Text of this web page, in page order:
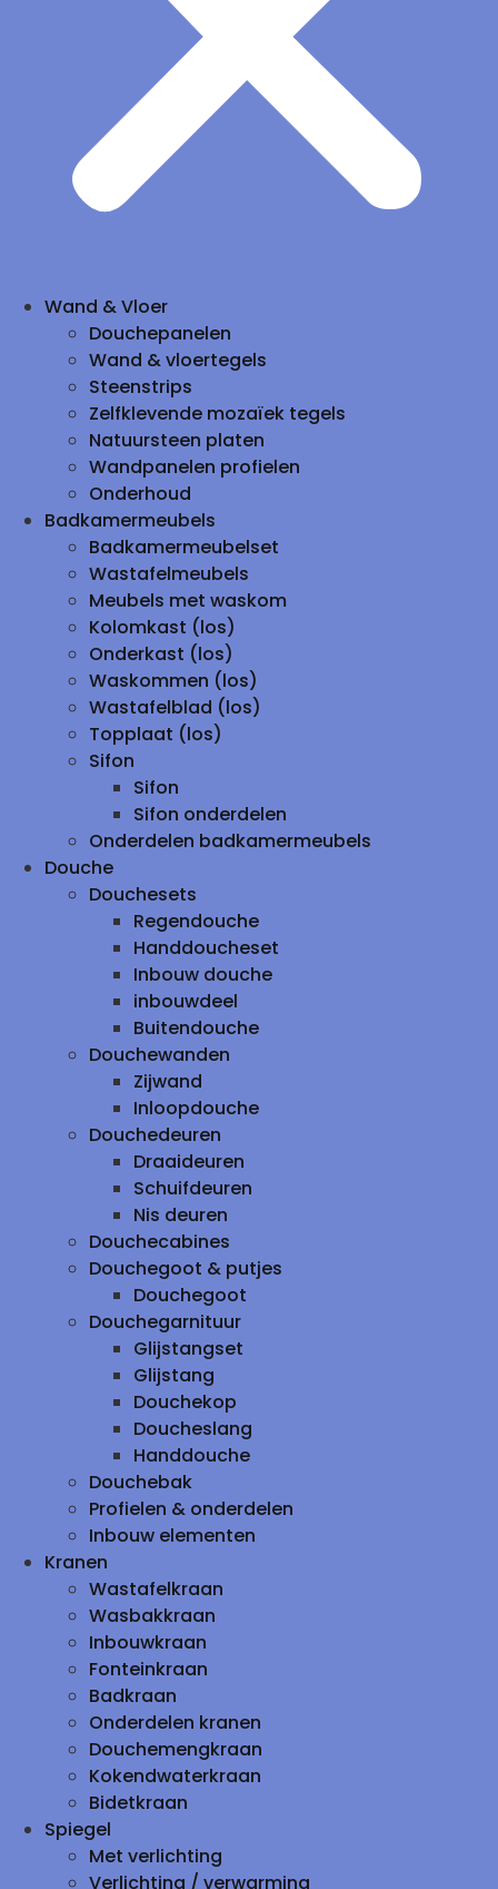
Wand & Vloer
Douchepanelen
Wand & vloertegels
Steenstrips
Zelfklevende mozaïek tegels
Natuursteen platen
Wandpanelen profielen
Onderhoud
Badkamermeubels
Badkamermeubelset
Wastafelmeubels
Meubels met waskom
Kolomkast (los)
Onderkast (los)
Waskommen (los)
Wastafelblad (los)
Topplaat (los)
Sifon
Sifon
Sifon onderdelen
Onderdelen badkamermeubels
Douche
Douchesets
Regendouche
Handdoucheset
Inbouw douche
inbouwdeel
Buitendouche
Douchewanden
Zijwand
Inloopdouche
Douchedeuren
Draaideuren
Schuifdeuren
Nis deuren
Douchecabines
Douchegoot & putjes
Douchegoot
Douchegarnituur
Glijstangset
Glijstang
Douchekop
Doucheslang
Handdouche
Douchebak
Profielen & onderdelen
Inbouw elementen
Kranen
Wastafelkraan
Wasbakkraan
Inbouwkraan
Fonteinkraan
Badkraan
Onderdelen kranen
Douchemengkraan
Kokendwaterkraan
Bidetkraan
Spiegel
Met verlichting
Verlichting / verwarming